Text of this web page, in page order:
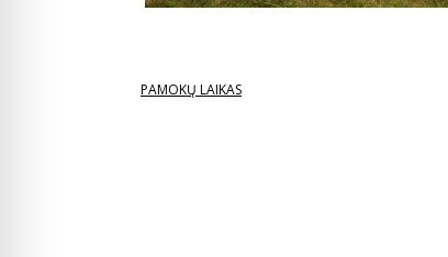
PAMOKŲ LAIKAS